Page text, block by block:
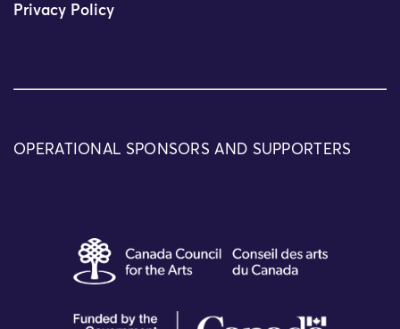
Privacy Policy
OPERATIONAL SPONSORS AND SUPPORTERS